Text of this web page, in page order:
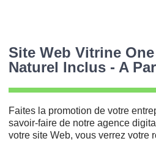
Site Web Vitrine
Naturel Inclus - A
Faites la promotion de votre
savoir-faire de notre agence
votre site Web, vous verrez votre